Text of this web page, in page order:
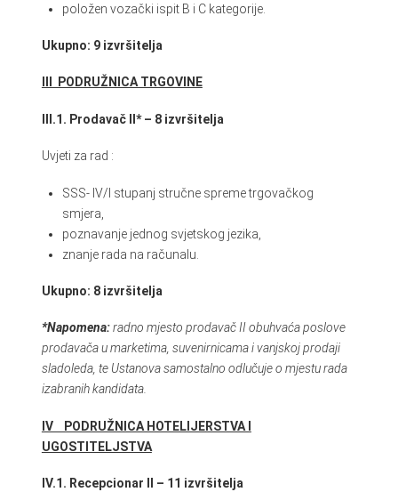
položen vozački ispit B i C kategorije.
Ukupno: 9 izvršitelja
III PODRUŽNICA TRGOVINE
III.1. Prodavač II* – 8 izvršitelja
Uvjeti za rad :
SSS- IV/I stupanj stručne spreme trgovačkog
smjera,
poznavanje jednog svjetskog jezika,
znanje rada na računalu.
Ukupno: 8 izvršitelja
*Napomena:radno mjesto prodavač II obuhvaća poslove
prodavača u marketima, suvenirnicama i vanjskoj prodaji
sladoleda, te Ustanova samostalno odlučuje o mjestu rada
izabranih kandidata.
IV PODRUŽNICA HOTELIJERSTVA I
UGOSTITELJSTVA
IV.1. Recepcionar II – 11 izvršitelja